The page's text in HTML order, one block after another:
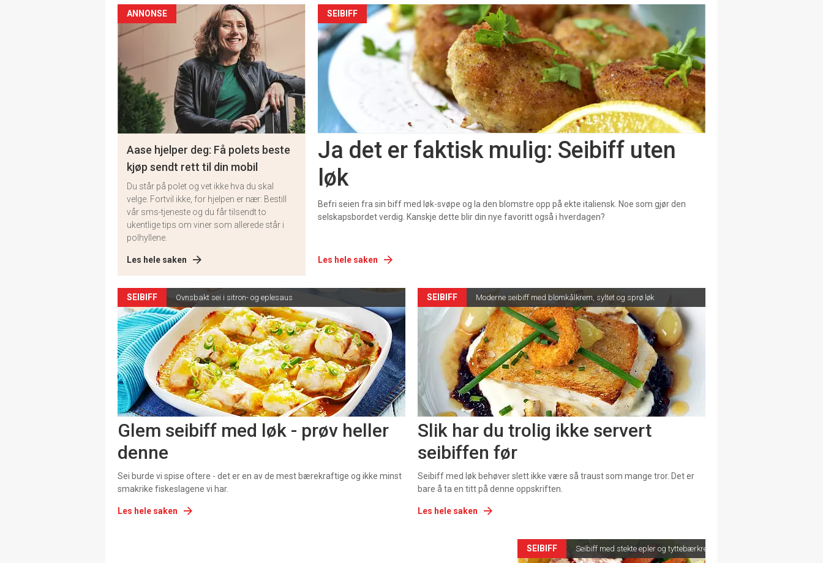
SEIBIFF
Ja det er faktisk mulig: Seibiff uten
løk
Befri seien fra sin biff med løk-svøpe og la den blomstre opp på ekte italiensk. Noe som gjør den
selskapsbordet verdig. Kanskje dette blir din nye favoritt også i hverdagen?
Les hele saken
SEIBIFF Ovnsbakt sei i sitron- og eplesaus
Glem seibiff med løk - prøv heller
denne
Sei burde vi spise oftere - det er en av de mest bærekraftige og ikke minst
smakrike fiskeslagene vi har.
Les hele saken
SEIBIFF Moderne seibiff med blomkålkrem, syltet og sprø løk
Slik har du trolig ikke servert
seibiffen før
Seibiff med løk behøver slett ikke være så traust som mange tror. Det er
bare å ta en titt på denne oppskriften.
Les hele saken
SEIBIFF Seibiff med stekte epler og tyttebærkrem
ANNONSE
Aase hjelper deg: Få polets beste
kjøp sendt rett til din mobil
Du står på polet og vet ikke hva du skal
velge. Fortvil ikke, for hjelpen er nær: Bestill
vår sms-tjeneste og du får tilsendt to
ukentlige tips om viner som allerede står i
polhyllene.
Les hele saken